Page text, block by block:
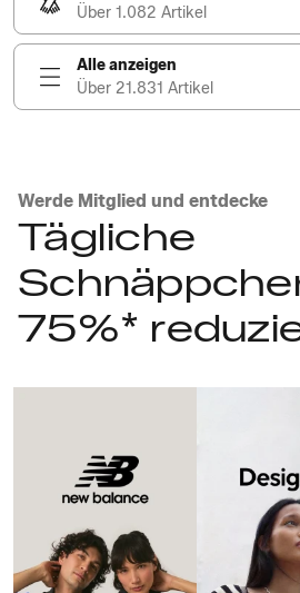
Über 1.082 Artikel
Alle anzeigen
Über 21.831 Artikel
Werde Mitglied und entdecke
Tägliche
75%*